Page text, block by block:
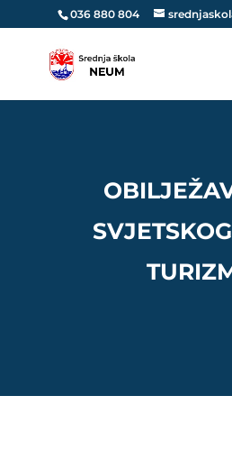
036 880 804